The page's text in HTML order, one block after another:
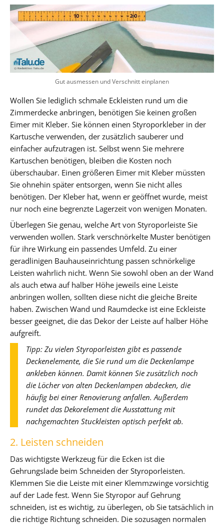
Gut ausmessen und Verschnitt einplanen
Wollen Sie lediglich schmale Eckleisten rund um die
Zimmerdecke anbringen, benötigen Sie keinen großen
Eimer mit Kleber. Sie können einen Styroporkleber in der
Kartusche verwenden, der zusätzlich sauberer und
einfacher aufzutragen ist. Selbst wenn Sie mehrere
Kartuschen benötigen, bleiben die Kosten noch
überschaubar. Einen größeren Eimer mit Kleber müssten
Sie ohnehin später entsorgen, wenn Sie nicht alles
benötigen. Der Kleber hat, wenn er geöffnet wurde, meist
nur noch eine begrenzte Lagerzeit von wenigen Monaten.
Überlegen Sie genau, welche Art von Styroporleiste Sie
verwenden wollen. Stark verschnörkelte Muster benötigen
für ihre Wirkung ein passendes Umfeld. Zu einer
geradlinigen Bauhauseinrichtung passen schnörkelige
Leisten wahrlich nicht. Wenn Sie sowohl oben an der Wand
als auch etwa auf halber Höhe jeweils eine Leiste
anbringen wollen, sollten diese nicht die gleiche Breite
haben. Zwischen Wand und Raumdecke ist eine Eckleiste
besser geeignet, die das Dekor der Leiste auf halber Höhe
aufgreift.
Tipp: Zu vielen Styroporleisten gibt es passende
Deckenelemente, die Sie rund um die Deckenlampe
ankleben können. Damit können Sie zusätzlich noch
die Löcher von alten Deckenlampen abdecken, die
häufig bei einer Renovierung anfallen. Außerdem
rundet das Dekorelement die Ausstattung mit
nachgemachten Stuckleisten optisch perfekt ab.
2. Leisten schneiden
Das wichtigste Werkzeug für die Ecken ist die
Gehrungslade beim Schneiden der Styroporleisten.
Klemmen Sie die Leiste mit einer Klemmzwinge vorsichtig
auf der Lade fest. Wenn Sie Styropor auf Gehrung
schneiden, ist es wichtig, zu überlegen, ob Sie tatsächlich in
die richtige Richtung schneiden. Die sozusagen normalen